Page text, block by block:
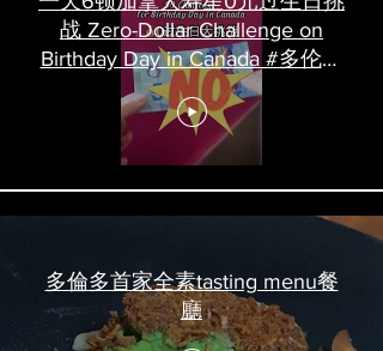
战 Zero-Dollar Challenge on
Birthday Day in Canada #多伦多
吃喝玩乐 #多伦多美食
#torontofood
多倫多首家全素tasting menu餐
廳